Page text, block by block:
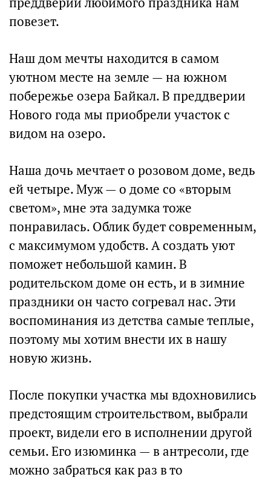
повезет.
Наш дом мечты находится в самом
уютном месте на земле — на южном
побережье озера Байкал. В преддверии
Нового года мы приобрели участок с
видом на озеро.
Наша дочь мечтает о розовом доме, ведь
ей четыре. Муж — о доме со «вторым
светом», мне эта задумка тоже
понравилась. Облик будет современным,
с максимумом удобств. А создать уют
поможет небольшой камин. В
родительском доме он есть, и в зимние
праздники он часто согревал нас. Эти
воспоминания из детства самые теплые,
поэтому мы хотим внести их в нашу
новую жизнь.
После покупки участка мы вдохновились
предстоящим строительством, выбрали
проект, видели его в исполнении другой
семьи. Его изюминка — в антресоли, где
можно забраться как раз в то